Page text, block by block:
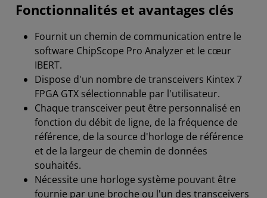
Fonctionnalités et avantages clés
Fournit un chemin de communication entre le
software ChipScope Pro Analyzer et le cœur
IBERT.
Dispose d'un nombre de transceivers Kintex 7
FPGA GTX sélectionnable par l'utilisateur.
Chaque transceiver peut être personnalisé en
fonction du débit de ligne, de la fréquence de
référence, de la source d'horloge de référence
et de la largeur de chemin de données
souhaités.
Nécessite une horloge système pouvant être
fournie par une broche ou l'un des transceivers